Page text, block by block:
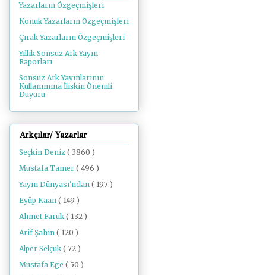
Yazarların Özgeçmişleri
Konuk Yazarların Özgeçmişleri
Çırak Yazarların Özgeçmişleri
Yıllık Sonsuz Ark Yayın
Raporları
Sonsuz Ark Yayınlarının
Kullanımına İlişkin Önemli
Duyuru
Arkçılar/ Yazarlar
Seçkin Deniz ( 3860 )
Mustafa Tamer ( 496 )
Yayın Dünyası'ndan ( 197 )
Eyüp Kaan ( 149 )
Ahmet Faruk ( 132 )
Arif Şahin ( 120 )
Alper Selçuk ( 72 )
Mustafa Ege ( 50 )